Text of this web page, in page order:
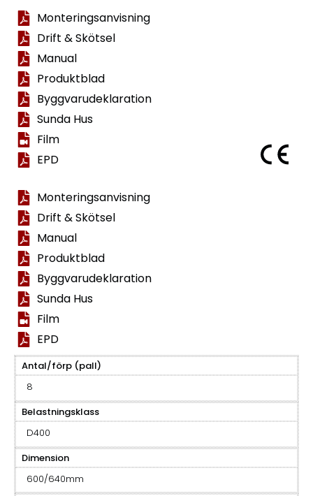
Monteringsanvisning
Drift & Skötsel
Manual
Produktblad
Byggvarudeklaration
Sunda Hus
Film
EPD
Monteringsanvisning
Drift & Skötsel
Manual
Produktblad
Byggvarudeklaration
Sunda Hus
Film
EPD
Antal/förp (pall)
8
Belastningsklass
D400
Dimension
600/640mm